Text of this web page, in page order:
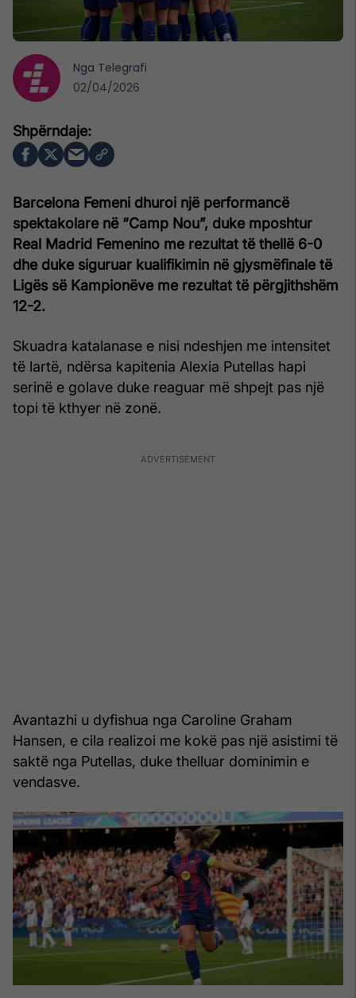
Barcelona Femeni dhuroi një performancë
spektakolare në “Camp Nou”, duke mposhtur
Real Madrid Femenino me rezultat të thellë 6-0
dhe duke siguruar kualifikimin në gjysmëfinale të
Ligës së Kampionëve me rezultat të përgjithshëm
12-2.
Skuadra katalanase e nisi ndeshjen me intensitet
të lartë, ndërsa kapitenia Alexia Putellas hapi
serinë e golave duke reaguar më shpejt pas një
topi të kthyer në zonë.
Avantazhi u dyfishua nga Caroline Graham
Hansen, e cila realizoi me kokë pas një asistimi të
saktë nga Putellas, duke thelluar dominimin e
vendasve.
Nga Telegrafi
02/04/2026